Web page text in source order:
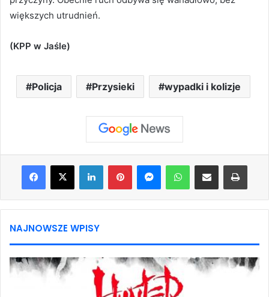
większych utrudnień.
(KPP w Jaśle)
Policja Przysieki wypadki i kolizje
Facebook
X LinkedInPinterestMessengerWhatsAppShare via Email Print
NAJNOWSZE WPISY